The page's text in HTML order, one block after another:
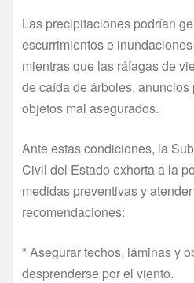
Las precipitaciones podrían
escurrimientos e
mientras que las ráfagas de
de caída de árboles,
objetos mal asegurados.
Ante estas condiciones, la
Civil del Estado exhorta a la
medidas preventivas y
recomendaciones:
* Asegurar techos, láminas y
desprenderse por el viento.